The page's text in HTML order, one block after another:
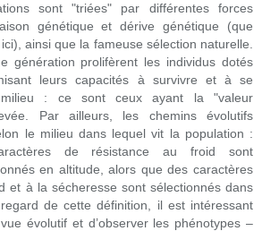
sont "triées" par différentes forces
génétique et dérive génétique (que
ainsi que la fameuse sélection naturelle.
génération prolifèrent les individus dotés
leurs capacités à survivre et à se
: ce sont ceux ayant la "valeur
Par ailleurs, les chemins évolutifs
le milieu dans lequel vit la population :
de résistance au froid sont
en altitude, alors que des caractères
et à la sécheresse sont sélectionnés dans
de cette définition, il est intéressant
évolutif et d’observer les phénotypes –